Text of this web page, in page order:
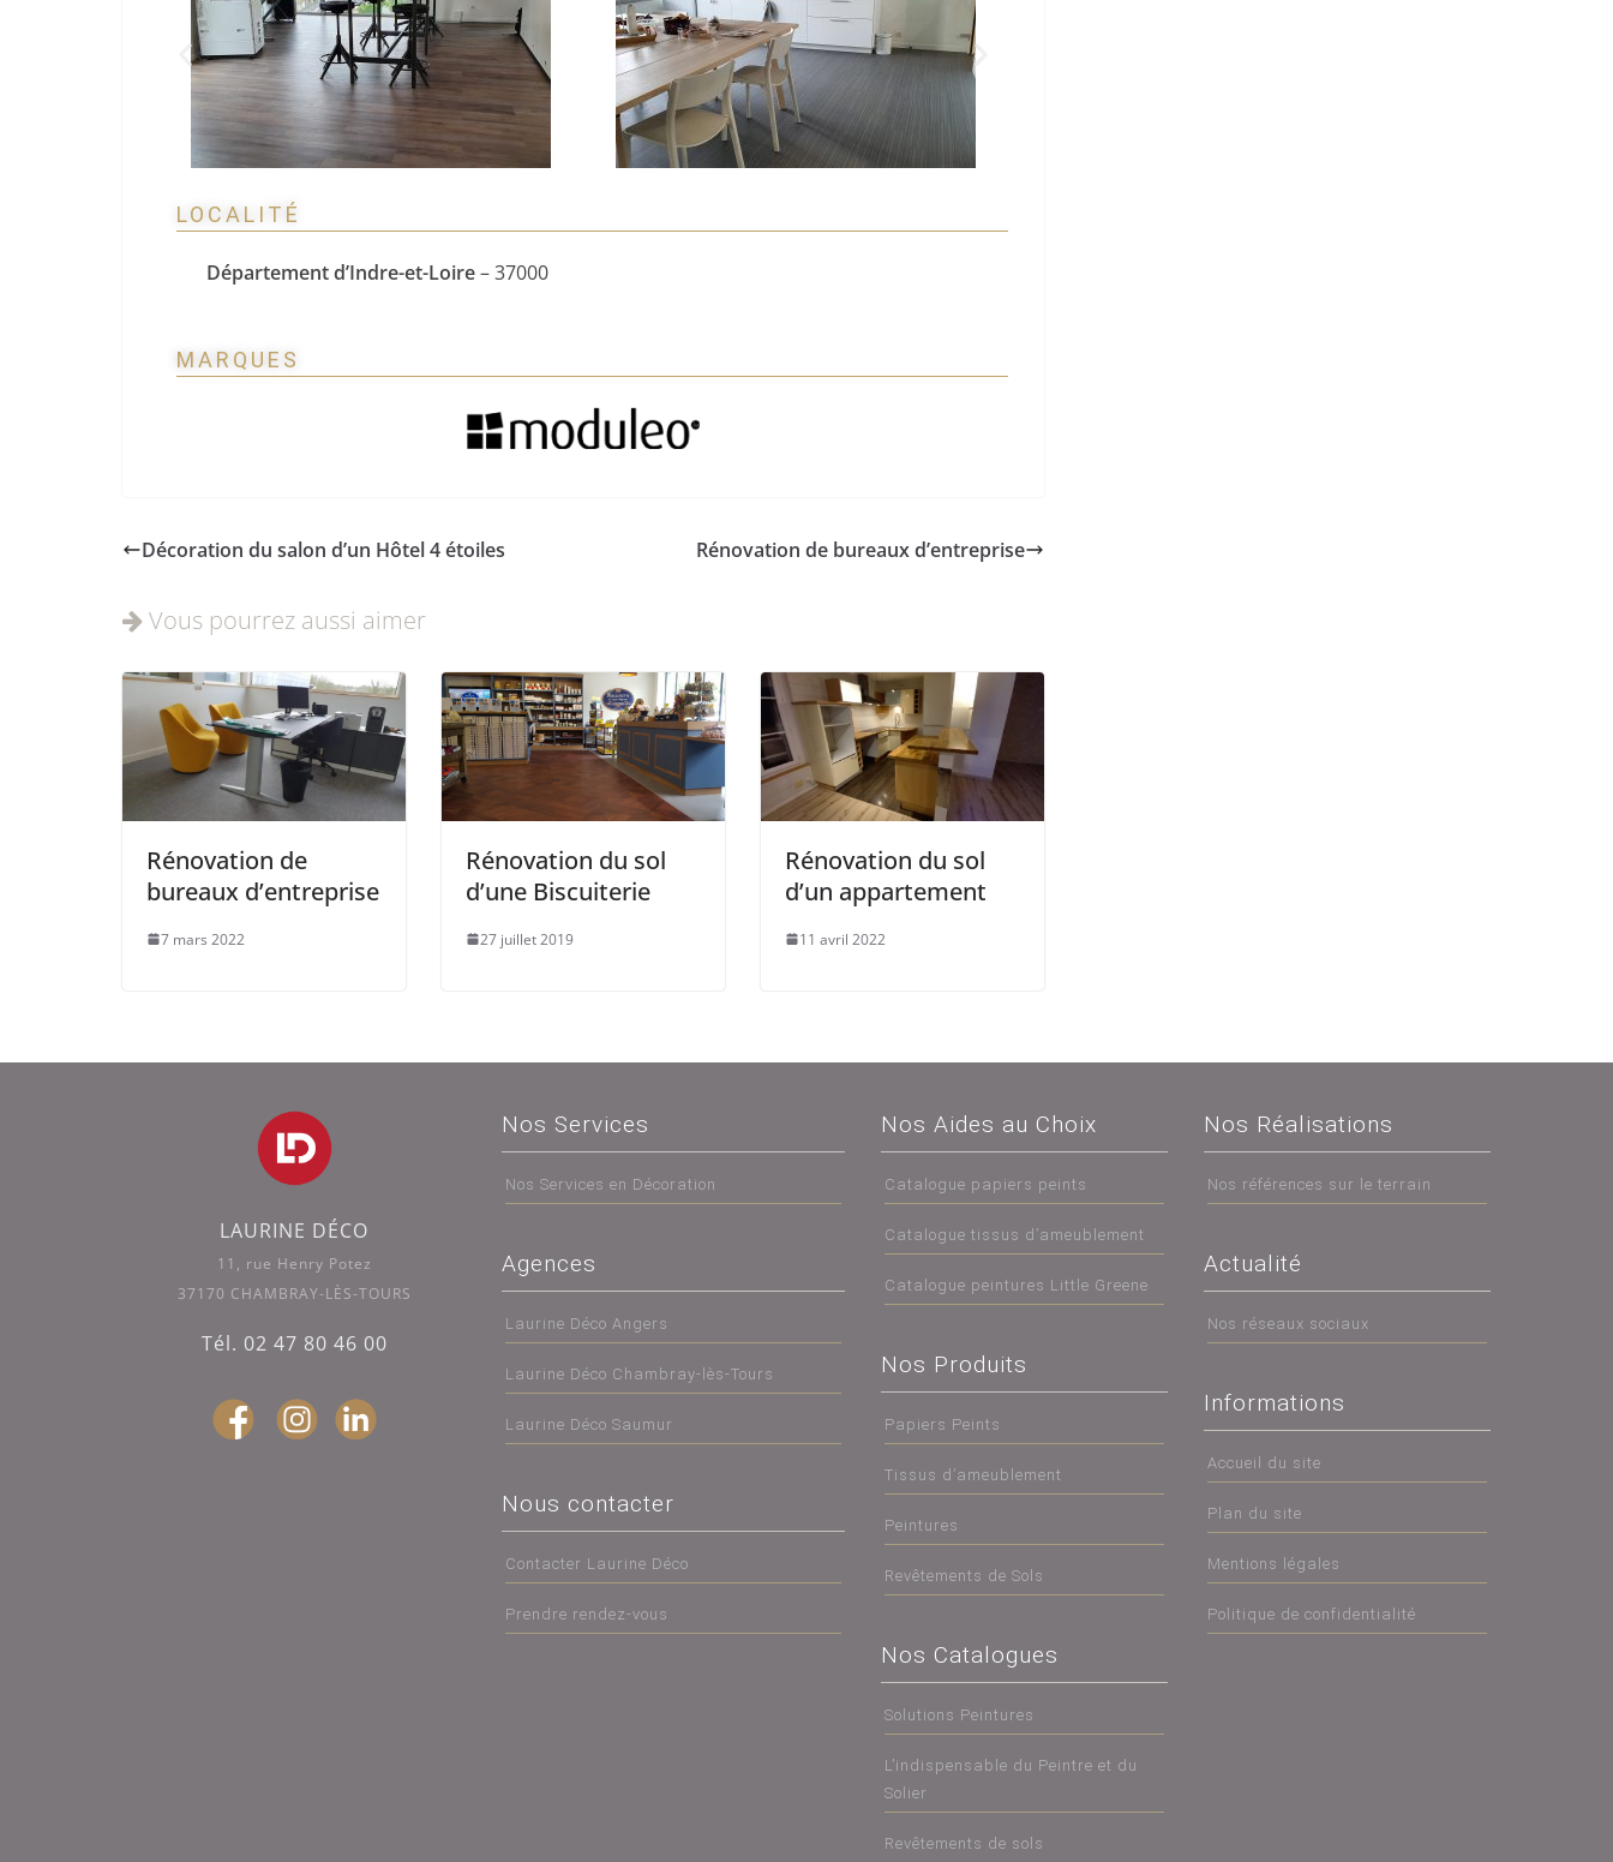
LOCALITÉ
Département d’Indre-et-Loire– 37000
MARQUES
Décoration du salon d’un Hôtel 4 étoiles Rénovation de bureaux d’entreprise
Vous pourrez aussi aimer
Rénovation de
bureaux d’entreprise
7 mars 2022
Rénovation du sol
d’une Biscuiterie
27 juillet 2019
Rénovation du sol
d’un appartement
11 avril 2022
LAURINE DÉCO
11, rue Henry Potez
37170 CHAMBRAY-LÈS-TOURS
Tél. 02 47 80 46 00
Nos Services
Nos Services en Décoration
Agences
Laurine Déco Angers
Laurine Déco Chambray-lès-Tours
Laurine Déco Saumur
Nous contacter
Contacter Laurine Déco
Prendre rendez-vous
Nos Aides au Choix
Catalogue papiers peints
Catalogue tissus d’ameublement
Catalogue peintures Little Greene
Nos Produits
Papiers Peints
Tissus d’ameublement
Peintures
Revêtements de Sols
Nos Catalogues
Solutions Peintures
L’indispensable du Peintre et du
Solier
Revêtements de sols
Nos Réalisations
Nos références sur le terrain
Actualité
Nos réseaux sociaux
Informations
Accueil du site
Plan du site
Mentions légales
Politique de confidentialité